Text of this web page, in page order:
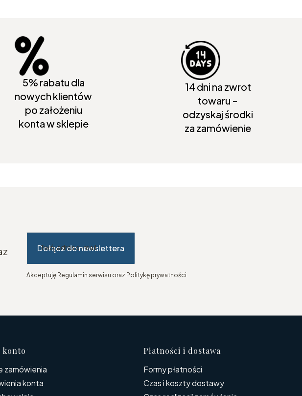
5% rabatu dla
nowych klientów
po założeniu
konta w sklepie
14 dni na zwrot
towaru -
odzyskaj środki
za zamówienie
Twój adres e-mail
Dołącz do newslettera
Akceptuję Regulamin serwisu oraz Politykę prywatności.
w stopce
konto
zamówienia
konta
Płatności i dostawa
Formy płatności
Czas i koszty dostawy